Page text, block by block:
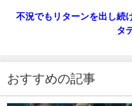
不況でもリターンを出し続
タ
おすすめの記事